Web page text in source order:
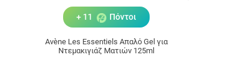
+ 11 Πόντοι
Avène Les Essentiels Απαλό Gel για
Ντεμακιγιάζ Ματιών 125ml